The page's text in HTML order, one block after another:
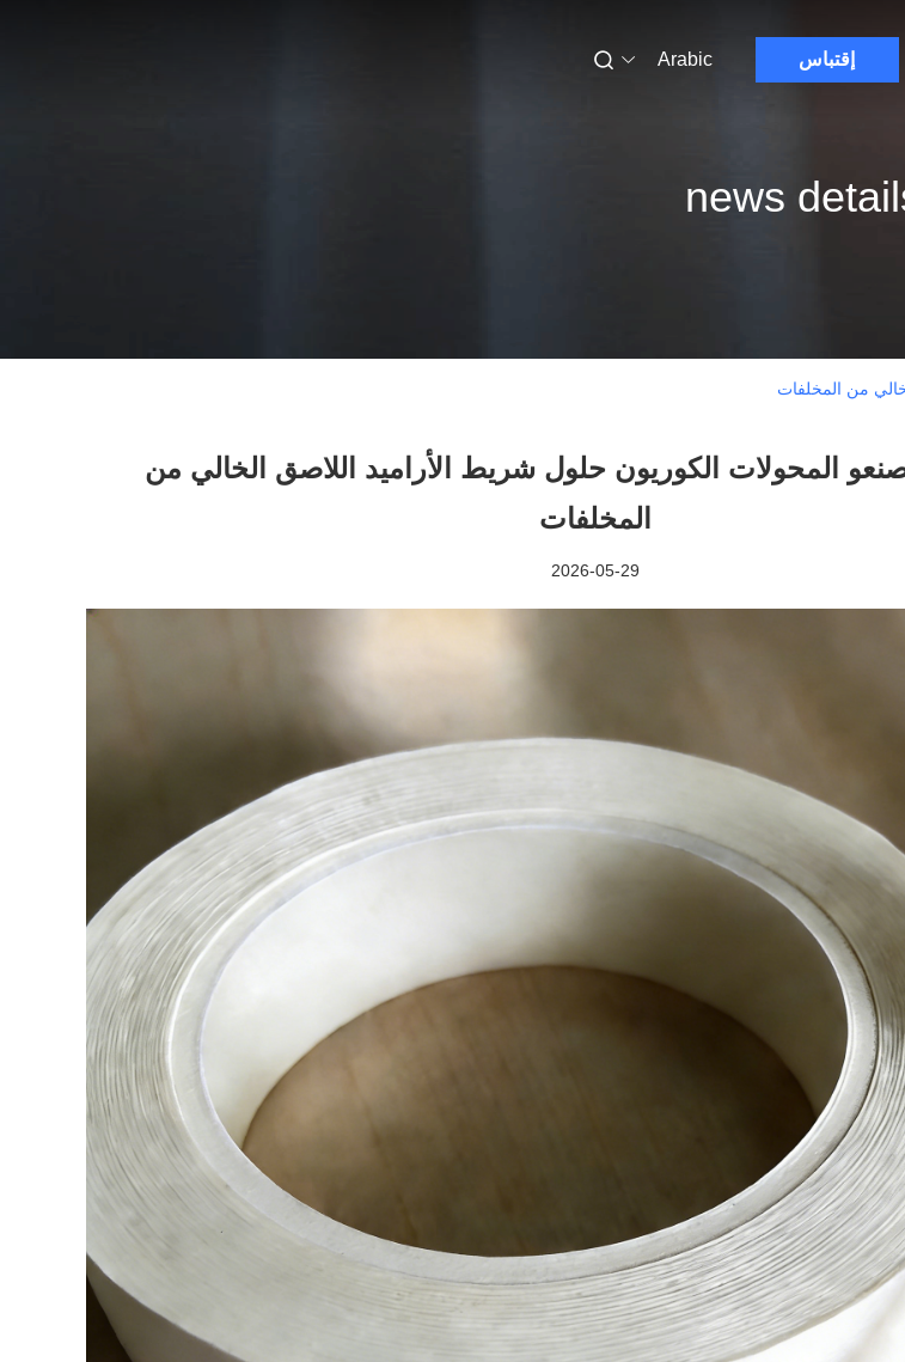
إقتباس Arabic
news
من المخلفات
المحولات الكوريون حلول شريط الأراميد اللاصق الخالي من
المخلفات
2026-05-29